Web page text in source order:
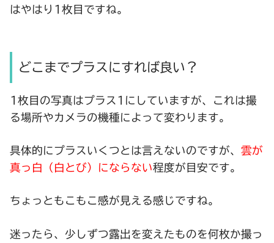
はやはり1枚目ですね。
どこまでプラスにすれば良い？
1枚目の写真はプラス1 にしていますが、これは撮
る場所やカメラの機種によって変わります。
具体的にプラスいくつとは言えないのですが、 雲が
真っ白（白とび）にならない程度が目安です。
ちょっと もこもこ感が見える感じですね。
迷ったら、少しずつ露出を変えたものを何枚か撮っ